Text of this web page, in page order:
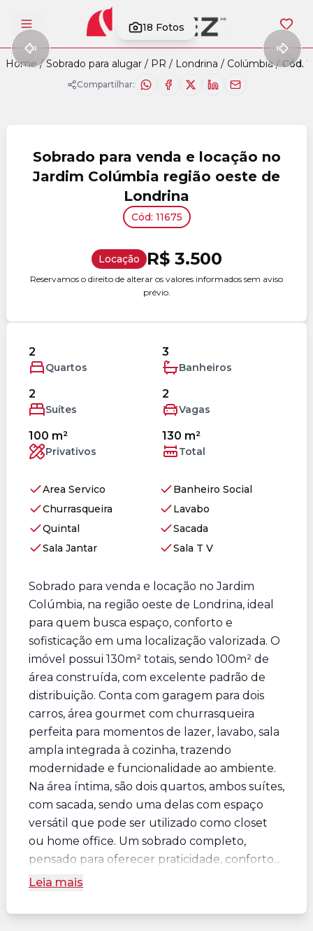
Abrir menu 18 Fotos
Home / Sobrado para alugar / PR / Londrina / Colúmbia / Cód.
Compartilhar:
Sobrado para venda e locação no
Jardim Colúmbia região oeste de
Londrina
Cód: 11675
Locação R$ 3.500
Reservamos o direito de alterar os valores informados sem aviso
prévio.
2
Quartos
3
Banheiros
2
Suítes
2
Vagas
100 m²
Privativos
130 m²
Total
Area Servico
Banheiro Social
Churrasqueira
Lavabo
Quintal
Sacada
Sala Jantar
Sala T V
Sobrado para venda e locação no Jardim
Colúmbia, na região oeste de Londrina, ideal
para quem busca espaço, conforto e
sofisticação em uma localização valorizada. O
imóvel possui 130m² totais, sendo 100m² de
área construída, com excelente padrão de
distribuição. Conta com garagem para dois
carros, área gourmet com churrasqueira
perfeita para momentos de lazer, lavabo, sala
ampla integrada à cozinha, trazendo
modernidade e funcionalidade ao ambiente.
Na área íntima, são dois quartos, ambos suítes,
com sacada, sendo uma delas com espaço
versátil que pode ser utilizado como closet
ou home office. Um sobrado completo,
pensado para oferecer praticidade, conforto...
Leia mais